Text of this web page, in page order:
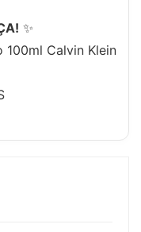
✨
100ml Calvin Klein